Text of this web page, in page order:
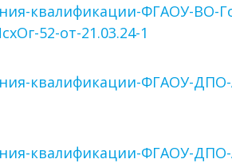
квалификации-ФГАОУ-ВО-
52-от-21.03.24-1
квалификации-ФГАОУ-
квалификации-ФГАОУ-